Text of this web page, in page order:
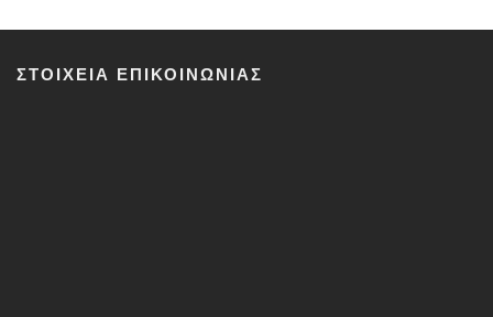
ΣΤΟΙΧΕΊΑ ΕΠΙΚΟΙΝΩΝΊΑΣ